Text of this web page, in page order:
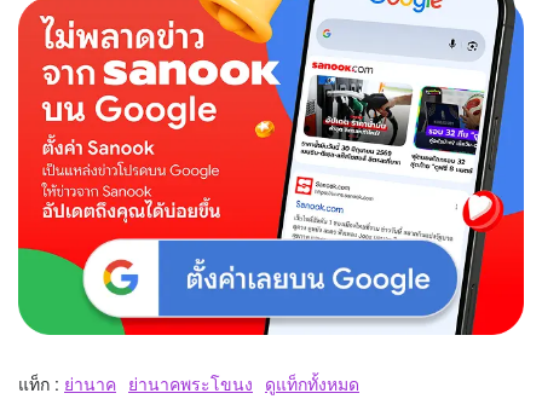
แท็ก : ย่านาค ย่านาคพระโขนง ดูแท็กทั้งหมด